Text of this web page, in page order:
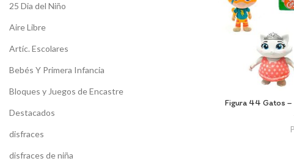
25 Dia del Niño
Aire Libre
Artíc. Escolares
Bebés Y Primera Infancia
Bloques y Juegos de Encastre
Destacados
disfraces
disfraces de niña
Figura 44 Gatos